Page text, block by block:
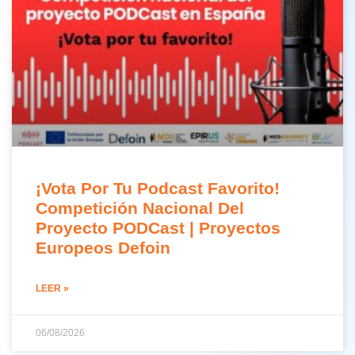
¡Vota Por Tu Podcast Favorito!
Competición Nacional Del
Proyecto PODCast | Proyectos
Europeos Defoin
LEER »
06/08/2026